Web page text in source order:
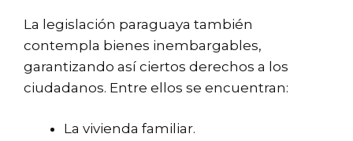
La legislación paraguaya también
contempla bienes inembargables,
garantizando así ciertos derechos a los
ciudadanos. Entre ellos se encuentran:
La vivienda familiar.